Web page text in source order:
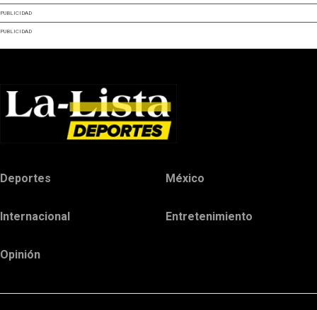
PUBLICIDAD
PUBLICIDAD
Deportes México
Internacional Entretenimiento
Opinión